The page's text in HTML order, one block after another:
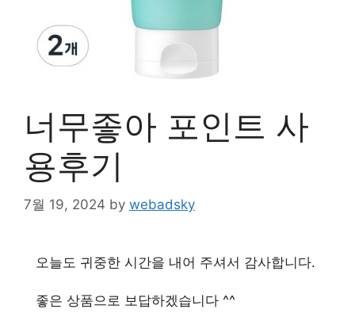
너무좋아 포인트 사
용후기
7월 19, 2024 by webadsky
오늘도 귀중한 시간을 내어 주셔서 감사합니다.
좋은 상품으로 보답하겠습니다 ^^